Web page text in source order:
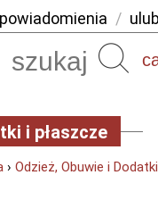
powiadomienia /
i płaszcze
› Odzież, Obuwie i Dodatki